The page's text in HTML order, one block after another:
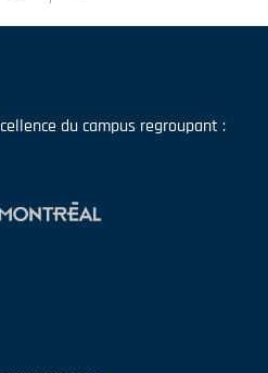
du campus regroupant :